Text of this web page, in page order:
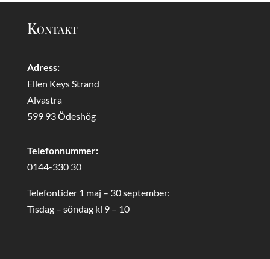
Kontakt
Adress:
Ellen Keys Strand
Alvastra
599 93 Ödeshög
Telefonnummer:
0144-330 30
Telefontider 1 maj – 30 september:
Tisdag – söndag kl 9 – 10